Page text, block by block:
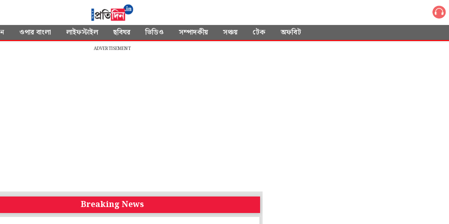
ওপার বাংলা লাইফস্টাইল ছবিঘর ভিডিও সম্পাদকীয় সঞ্চয় টেক অফবিট
ADVERTISEMENT
Breaking News